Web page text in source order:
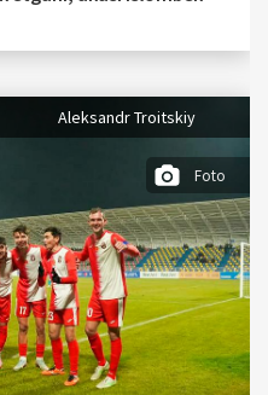
Aleksandr Troitskiy
Foto